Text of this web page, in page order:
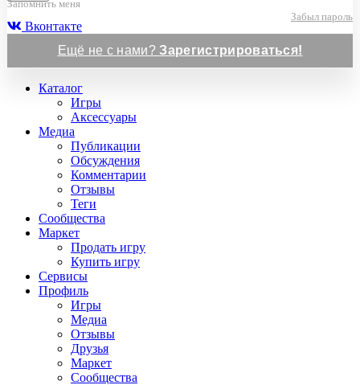
Запомнить меня
Забыл пароль
Вконтакте
Ещё не с нами?Зарегистрироваться!
Каталог
Игры
Аксессуары
Медиа
Публикации
Обсуждения
Комментарии
Отзывы
Теги
Сообщества
Маркет
Продать игру
Купить игру
Сервисы
Профиль
Игры
Медиа
Отзывы
Друзья
Маркет
Сообщества